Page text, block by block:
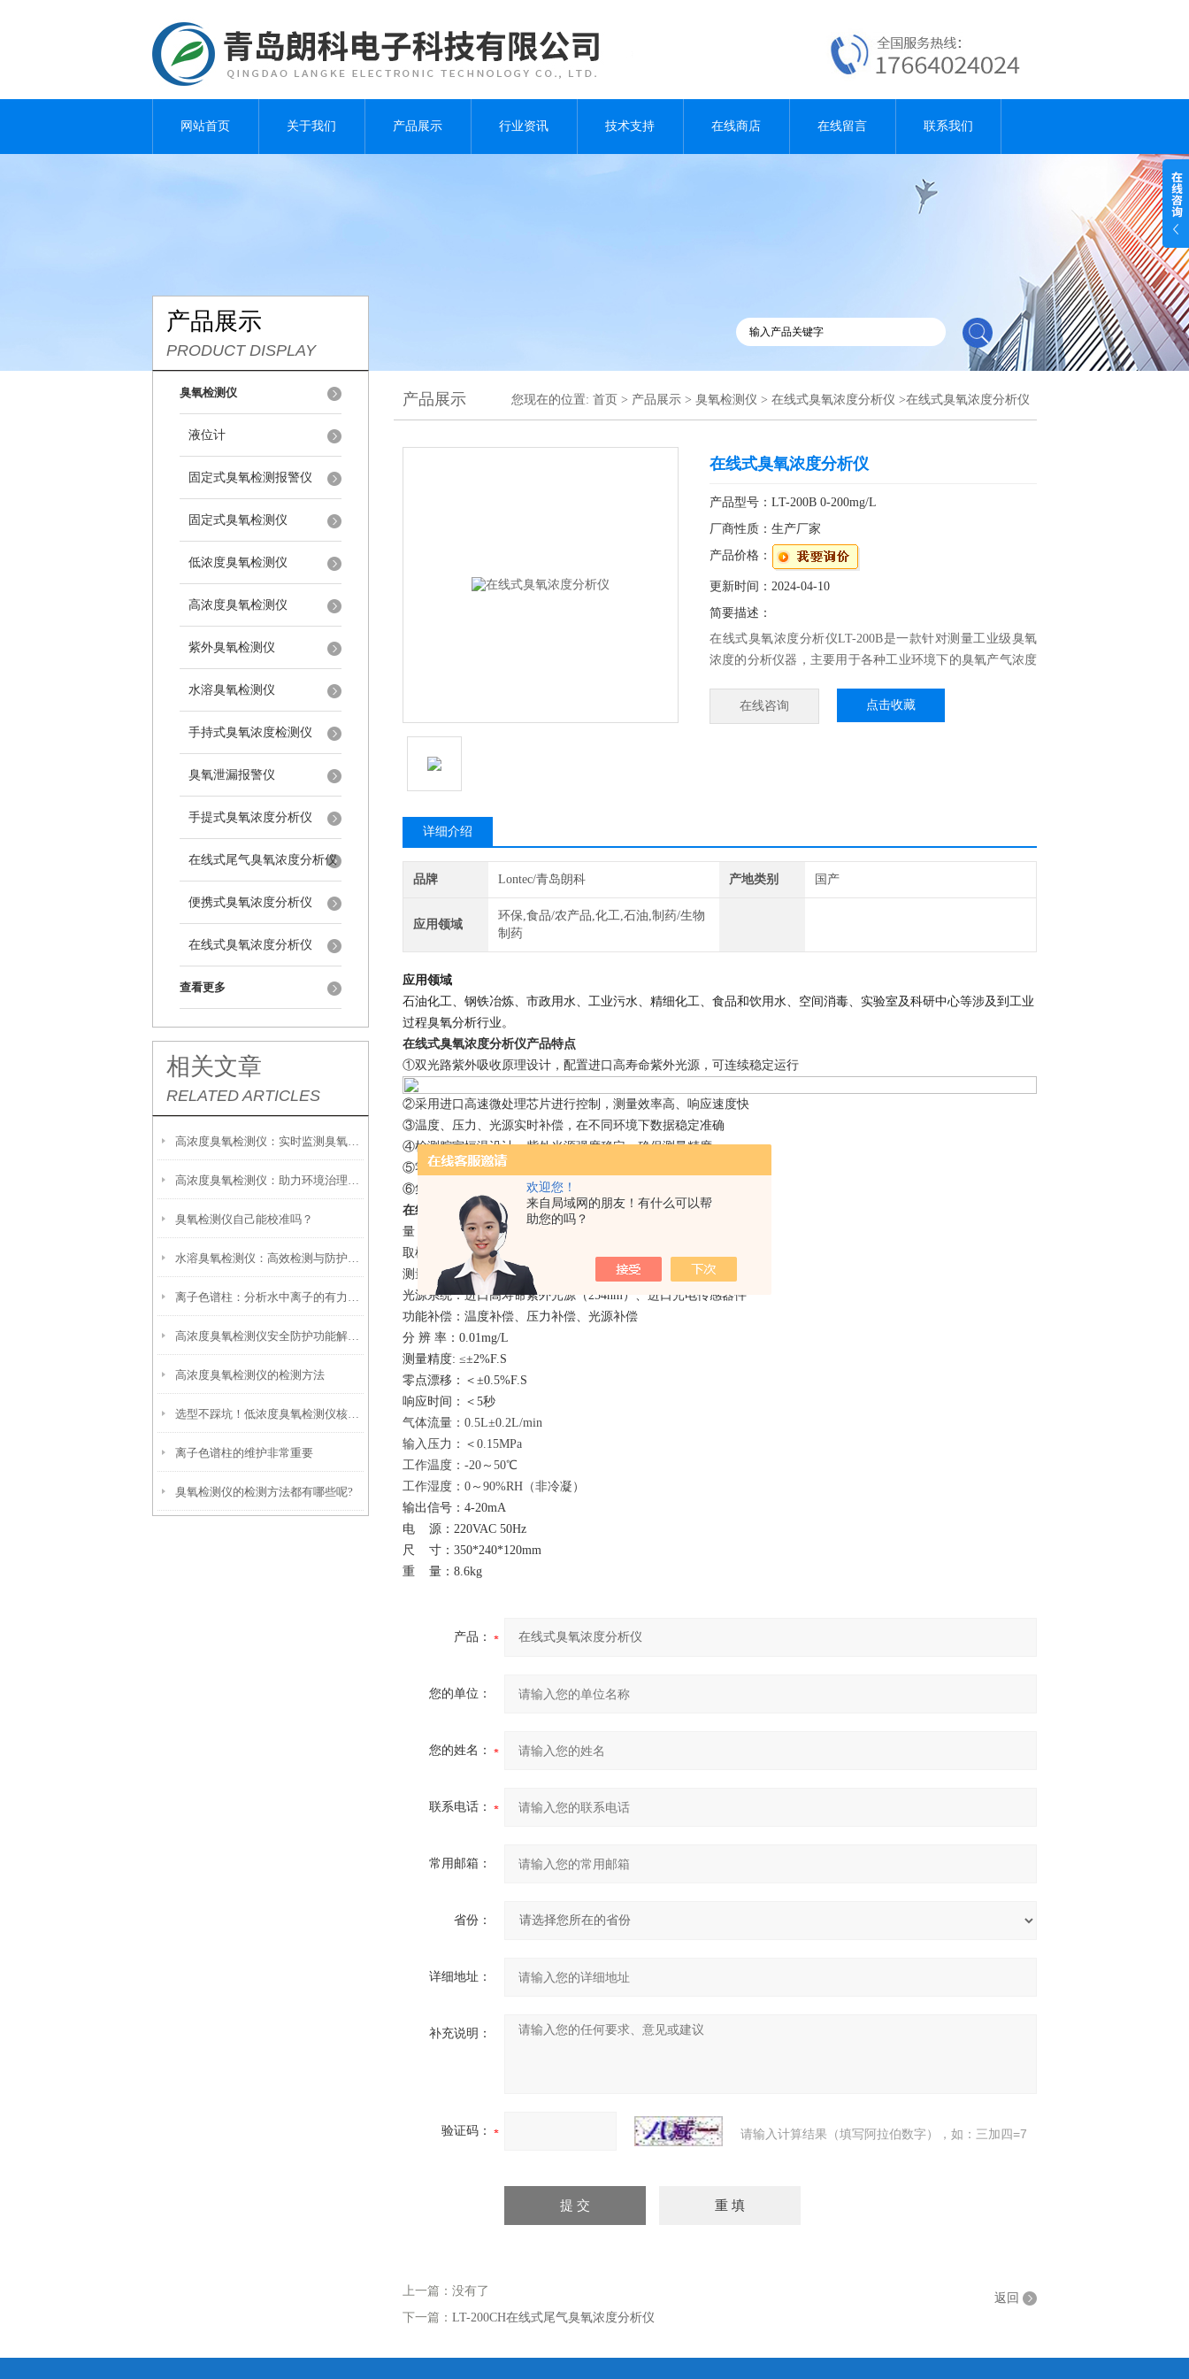
欢迎您！
来自局域网的朋友！有什么可以帮
助您的吗？
网站首页 关于我们 产品展示 行业资讯 技术支持 在线商店 在线留言 联系我们
产品展示
PRODUCT DISPLAY
臭氧检测仪
液位计
固定式臭氧检测报警仪
固定式臭氧检测仪
低浓度臭氧检测仪
高浓度臭氧检测仪
紫外臭氧检测仪
水溶臭氧检测仪
手持式臭氧浓度检测仪
臭氧泄漏报警仪
手提式臭氧浓度分析仪
在线式尾气臭氧浓度分析仪
便携式臭氧浓度分析仪
在线式臭氧浓度分析仪
查看更多
相关文章
RELATED ARTICLES
高浓度臭氧检测仪：实时监测臭氧污染的工具
高浓度臭氧检测仪：助力环境治理与健康防护
臭氧检测仪自己能校准吗？
水溶臭氧检测仪：高效检测与防护的必备仪器
离子色谱柱：分析水中离子的有力工具
高浓度臭氧检测仪安全防护功能解析：超量程报警、防爆设计与使用注意事项
高浓度臭氧检测仪的检测方法
选型不踩坑！低浓度臭氧检测仪核心选购要点解析
离子色谱柱的维护非常重要
臭氧检测仪的检测方法都有哪些呢?
产品展示 您现在的位置: 首页 > 产品展示 > 臭氧检测仪 > 在线式臭氧浓度分析仪 >在线式臭氧浓度分析仪
在线式臭氧浓度分析仪
产品型号：LT-200B 0-200mg/L
厂商性质：生产厂家
产品价格：
更新时间：2024-04-10
简要描述：
在线式臭氧浓度分析仪LT-200B是一款针对测量工业级臭氧
浓度的分析仪器，主要用于各种工业环境下的臭氧产气浓度
主设计的对称式长光程紫外气室，不受水汽和污染干扰，具
有测量精度高、响应速度快、抗干扰能力强等特点。
在线咨询 点击收藏
详细介绍
品牌 Lontec/青岛朗科 产地类别 国产
应用领域
环保,食品/农产品,化工,石油,制药/生物
制药
应用领域
石油化工、钢铁冶炼、市政用水、工业污水、精细化工、食品和饮用水、空间消毒、 实验室及科研中心等涉及到工业
过程臭氧分析行业。
在线式臭氧浓度分析仪产品特点
①双光路紫外吸收原理设计，配置进口高寿命紫外光源，可连续稳定运行
②采用进口 高速微处理芯片进行控制 ，测量效率高、响应速度快
③温度、压力 、 光源实时补偿 ，在不同环境下数据稳定准确
④检测腔室恒温设计，紫外光源强度稳定，确保测量精度
⑤零点稳定性高，确保数据稳定。
⑥集成 ，可兼容PLC、DCS等控制系统
在线式臭氧浓度分析仪 技术参数
量
0-50/200 /300mg/L
取样方式
正压取样
测量单位：mg/L、g/Nm3
光源系统：进口 高寿命紫外光源 （ 254nm）、 进口 光电传感器件
功能补偿： 温度补偿、压力补偿、光源补偿
分 辨 率： 0.01mg/L
测量精度: ≤±2%F.S
零点漂移： ＜ ±0.5%F.S
响应时间：＜ 5秒
气体流量： 0.5L±0.2L/min
输入压力： ＜ 0.15MPa
工作温度： -20～50℃
工作湿度： 0～90%RH（非冷凝）
输出信号： 4-20mA
电
源： 220VAC 50Hz
尺
寸： 350*240*120mm
重
量： 8.6kg
产品：
您的单位：
您的姓名：
联系电话：
常用邮箱：
省份：
详细地址：
补充说明：
验证码： 请输入计算结果（填写阿拉伯数字），如：三加四=7
上一篇：没有了
下一篇： LT-200CH在线式尾气臭氧浓度分析仪
返回